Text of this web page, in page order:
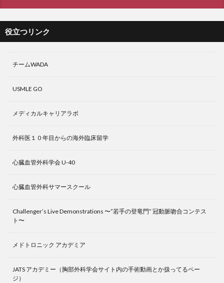
役立つリンク
チームWADA
USMLE GO
メディカルキャリアラボ
外科医１０年目からの海外臨床留学
心臓血管外科学会 U-40
心臓血管外科サマースクール
Challenger’s Live Demonstrations 〜”若手の登竜門” 冠動脈吻合コンテス
ト〜
メドトロニック アカデミア
JATS アカデミー（胸部外科学会サイト内の手術動画とか扱ってるペー
ジ）